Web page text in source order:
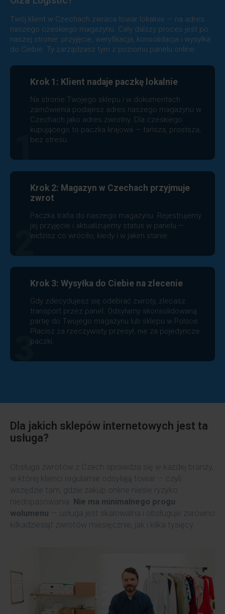
Twój klient w Czechach zwraca towar lokalnie — na adres
naszego czeskiego magazynu. Cały dalszy proces jest po
naszej stronie: przyjęcie, weryfikacja, konsolidacja i wysyłka
do Ciebie. Ty zarządzasz tym z poziomu panelu online.
Krok 1: Klient nadaje paczkę lokalnie
Na stronie Twojego sklepu i w dokumentach
zamówienia podajesz adres naszego magazynu w
Czechach jako adres zwrotny. Dla czeskiego
kupującego to paczka krajowa — tańsza, prostsza,
bez stresu.
1
Krok 2: Magazyn w Czechach przyjmuje
zwrot
Paczka trafia do naszego magazynu. Rejestrujemy
jej przyjęcie i aktualizujemy status w panelu —
widzisz co wróciło, kiedy i w jakim stanie.
2
Krok 3: Wysyłka do Ciebie na zlecenie
Gdy zdecydujesz się odebrać zwroty, zlecasz
transport przez panel. Odsyłamy skonsolidowaną
partię do Twojego magazynu lub sklepu w Polsce.
Płacisz za rzeczywisty przesył, nie za pojedyncze
paczki.
3
Dla jakich sklepów internetowych jest ta
usługa?
Obsługa zwrotów z Czech sprawdza się w każdej branży,
w której klienci regularnie odsyłają towar — czyli
wszędzie tam, gdzie zakup online niesie ryzyko
niedopasowania.
Nie ma minimalnego progu
wolumenu — usługa jest skalowalna i obsługuje zarówno
kilkadziesiąt zwrotów miesięcznie, jak i kilka tysięcy.